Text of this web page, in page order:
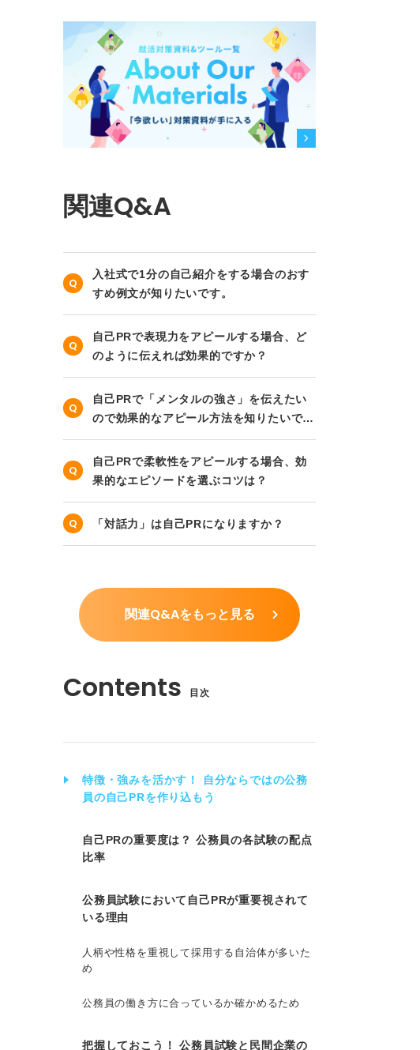
関連Q&A
入社式で1分の自己紹介をする場合のおす
すめ例文が知りたいです。
自己PRで表現力をアピールする場合、ど
のように伝えれば効果的ですか？
自己PRで「メンタルの強さ」を伝えたい
ので効果的なアピール方法を知りたいで
す。
自己PRで柔軟性をアピールする場合、効
果的なエピソードを選ぶコツは？
「対話力」は自己PRになりますか？
関連Q&Aをもっと見る
目次
特徴・強みを活かす！ 自分ならではの公務
員の自己PRを作り込もう
自己PRの重要度は？ 公務員の各試験の配点
比率
公務員試験において自己PRが重要視されて
いる理由
人柄や性格を重視して採用する自治体が多いた
め
公務員の働き方に合っているか確かめるため
把握しておこう！ 公務員試験と民間企業の